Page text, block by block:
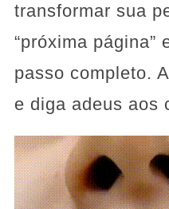
transformar sua
“próxima página”
passo completo.
e diga adeus aos